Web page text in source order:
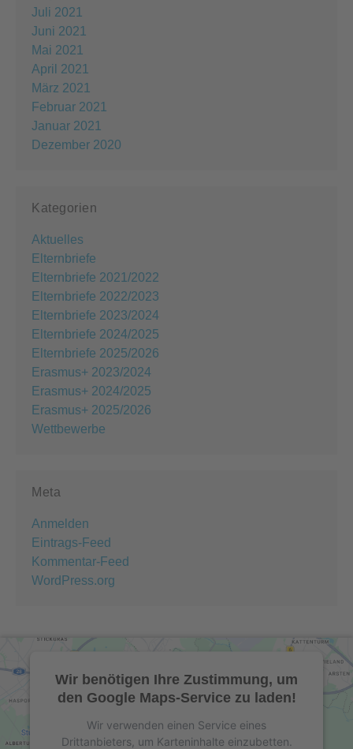
Juli 2021
Juni 2021
Mai 2021
April 2021
März 2021
Februar 2021
Januar 2021
Dezember 2020
Kategorien
Aktuelles
Elternbriefe
Elternbriefe 2021/2022
Elternbriefe 2022/2023
Elternbriefe 2023/2024
Elternbriefe 2024/2025
Elternbriefe 2025/2026
Erasmus+ 2023/2024
Erasmus+ 2024/2025
Erasmus+ 2025/2026
Wettbewerbe
Meta
Anmelden
Eintrags-Feed
Kommentar-Feed
WordPress.org
Wir benötigen Ihre Zustimmung, um
den Google Maps-Service zu laden!
Wir verwenden einen Service eines
Drittanbieters, um Karteninhalte einzubetten.